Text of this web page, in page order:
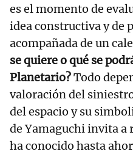
es el momento de
idea constructiva y de
acompañada de un
se quiere o qué se
Planetario?Todo
valoración del
del espacio y su
de Yamaguchi invita a
ha conocido hasta